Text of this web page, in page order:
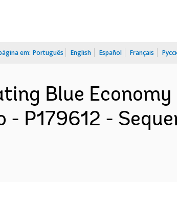
em: Português English Español Français
Blue Economy
P179612 -